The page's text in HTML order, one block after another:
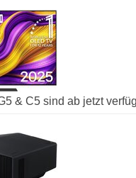
& C5 sind ab jetzt